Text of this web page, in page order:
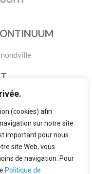
(cookies) afin
sur notre site
important pour nous.
site Web, vous
de navigation. Pour
Politique de